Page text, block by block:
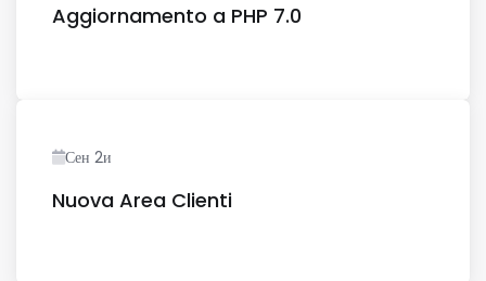
Aggiornamento a PHP 7.0
Сен 2и
Nuova Area Clienti